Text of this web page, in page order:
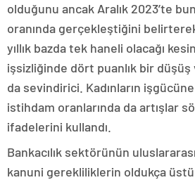
olduğunu ancak Aralık 2023’te
oranında gerçekleştiğini
yıllık bazda tek haneli olacağı
işsizliğinde dört puanlık bir düşüş
da sevindirici. Kadınların işgücüne
istihdam oranlarında da artışlar
ifadelerini kullandı.
Bankacılık sektörünün
kanuni gerekliliklerin oldukça